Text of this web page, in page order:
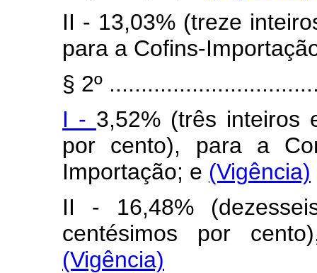
II - 13,03% (treze
para a Cofins-
§ 2º
I - 3,52% (três inteiros
por cento), para a
Importação; e (Vigência)
II - 16,48%
centésimos por
(Vigência)